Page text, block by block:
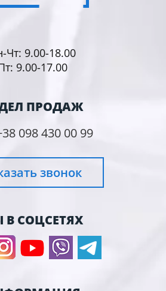
Чт: 9.00-18.00
9.00-17.00
ПРОДАЖ
098 430 00 99
звонок
СОЦСЕТЯХ